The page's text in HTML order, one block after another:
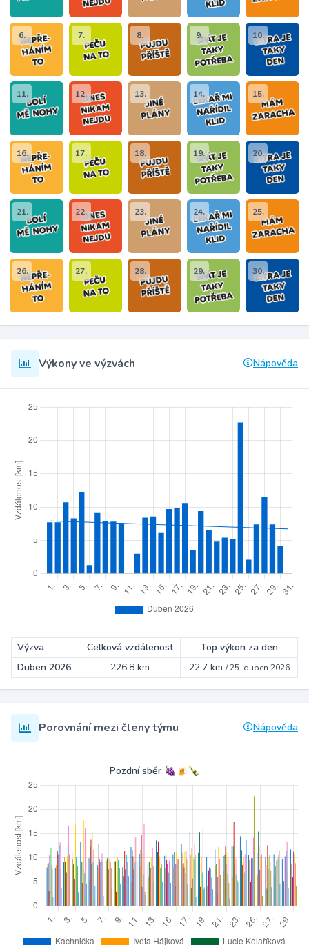
6. 7. 8. 9. 10.
11. 12. 13. 14. 15.
16. 17. 18. 19. 20.
21. 22. 23. 24. 25.
26. 27. 28. 29. 30.
Výkony ve výzvách Nápověda
Výzva Celková vzdálenost
Top výkon za den
Duben 2026
226.8 km 22.7 km /25. duben 2026
Porovnání mezi členy týmu Nápověda
Pozdní sběr 🍇🍺🍾